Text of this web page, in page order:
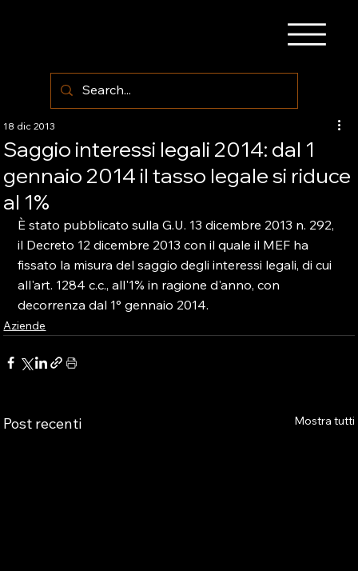
Saggio interessi legali 2014: dal 1
gennaio 2014 il tasso legale si riduce
al 1%
18 dic 2013
È stato pubblicato sulla G.U. 13 dicembre 2013 n. 292,
il Decreto 12 dicembre 2013 con il quale il MEF ha
fissato la misura del saggio degli interessi legali, di cui
all'art. 1284 c.c., all'1% in ragione d'anno, con
decorrenza dal 1° gennaio 2014.
Aziende
Post recenti Mostra tutti